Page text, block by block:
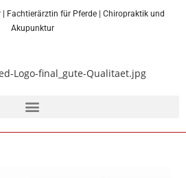
| Fachtierärztin für Pferde | Chiropraktik und
Akupunktur